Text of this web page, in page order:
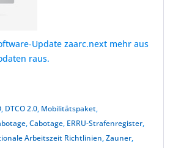
Update zaarc.next mehr aus
raus.
, DTCO 2.0, Mobilitätspaket,
,Cabotage, ERRU-Strafenregister,
Arbeitszeit Richtlinien,Zauner,